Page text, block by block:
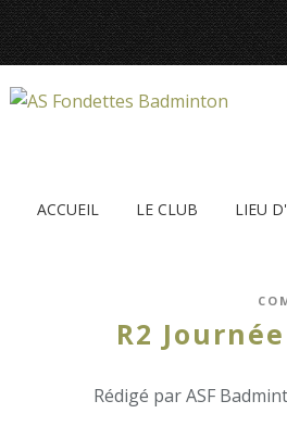
ACCUEIL LE CLUB LIEU
R2
Rédigé par ASF